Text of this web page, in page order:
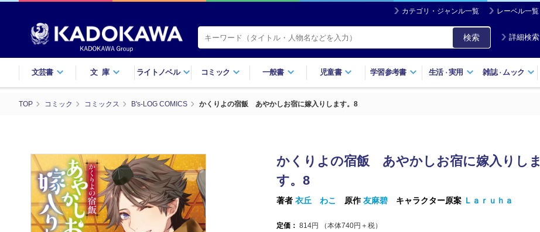
カテゴリ・ジャンル一覧 レーベル一覧
検索 詳細検索
文芸書 文庫 ライトノベル コミック 一般書 児童書 学習参考書 生活・実用 雑誌・ ムック
TOP コミック コミックス B's-LOG COMICS かくりよの宿飯 あやかしお宿に嫁入りします。8
かくりよの宿飯 あやかしお宿に嫁入りしま
す。8
著者 衣丘 わこ 原作友麻碧 キャラクター原案 Ｌａｒｕｈａ
定価： 814円 （本体740円＋税）